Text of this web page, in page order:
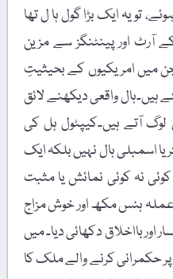
تو یہ ایک بڑا گول ہا ل تھا
اور پینٹنگز سے مزین
میں امریکیوں کے بحیثیتِ
واقعی دیکھنے لائق
لوگ آتے ہیں۔کیپٹول ہل کی
اسمبلی ہال نہیں بلکہ ایک
نہ کوئی نمائش یا مثبت
ہنس مکھ اور خوش مزاج
بااخلاق دکھائی دیا۔ میں
پر حکمرانی کرنے والے ملک کا